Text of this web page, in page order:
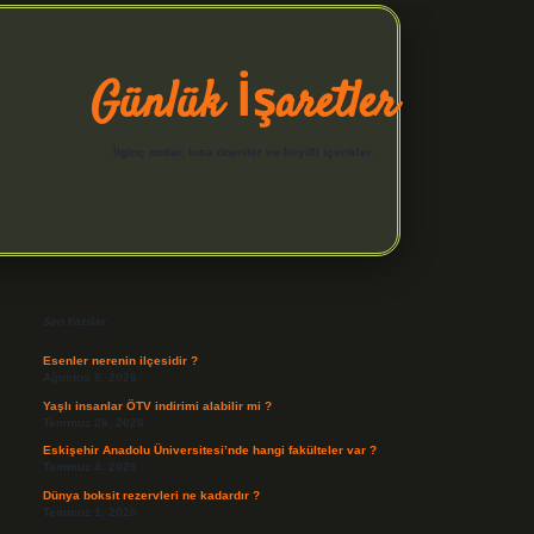
Günlük İşaretler
Son Yazılar
Esenler nerenin ilçesidir ?
Ağustos 6, 2026
Yaşlı insanlar ÖTV indirimi alabilir mi ?
Temmuz 26, 2026
Eskişehir Anadolu Üniversitesi’nde hangi fakülteler var ?
Temmuz 4, 2026
Dünya boksit rezervleri ne kadardır ?
Temmuz 1, 2026